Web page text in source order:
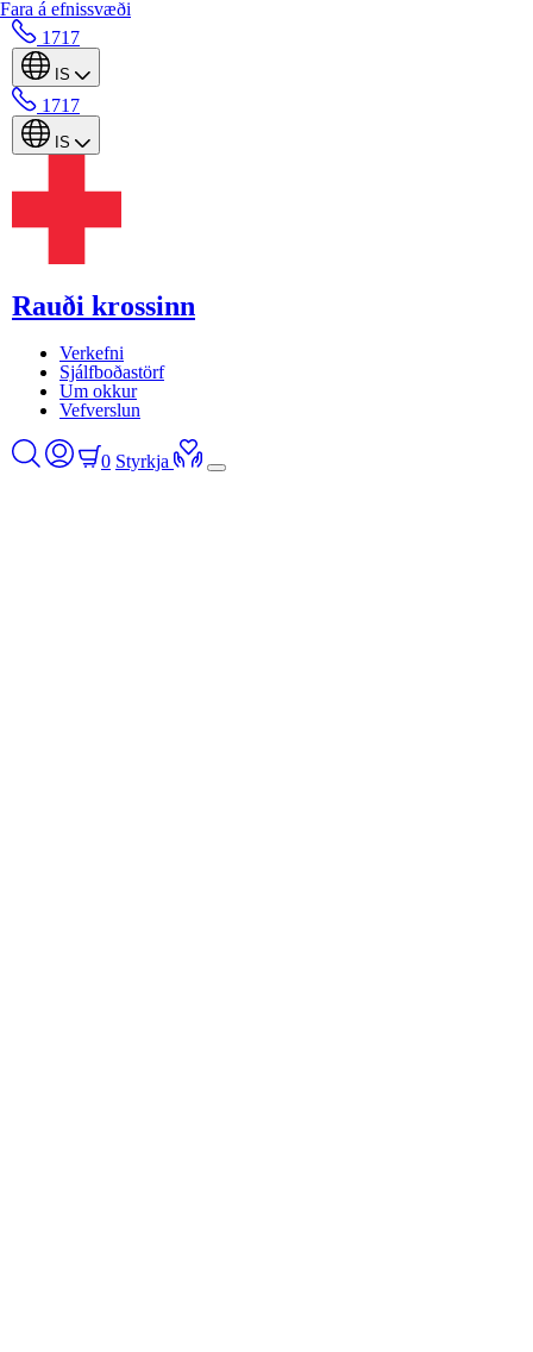
Fara á efnissvæði
1717
IS
1717
IS
Rauði krossinn
Verkefni
Sjálfboðastörf
Um okkur
Vefverslun
0 Styrkja